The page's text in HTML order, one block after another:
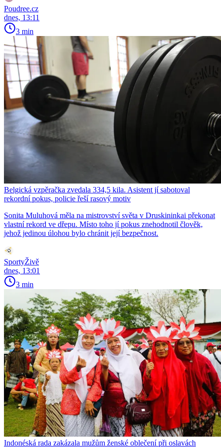
Poudree.cz
dnes, 13:11
3 min
Belgická vzpěračka zvedala 334,5 kila. Asistent jí sabotoval
rekordní pokus, policie řeší rasový motiv
Sonita Muluhová měla na mistrovství světa v Druskininkai překonat
vlastní rekord ve dřepu. Místo toho jí pokus znehodnotil člověk,
jehož jedinou úlohou bylo chránit její bezpečnost.
SportyŽivě
dnes, 13:01
3 min
Indonéská rada zakázala mužům ženské oblečení při oslavách